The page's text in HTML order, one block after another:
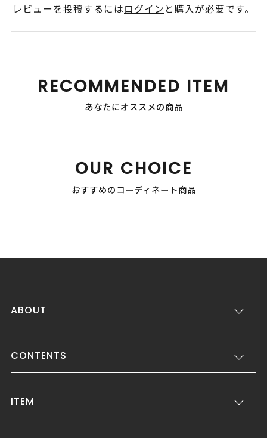
レビューを投稿するにはログイン と購入が必要です。
RECOMMENDED ITEM
あなたにオススメの商品
OUR CHOICE
おすすめのコーディネート商品
ABOUT
CONTENTS
ITEM